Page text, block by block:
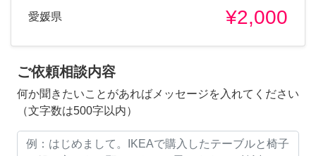
愛媛県 ¥2,000
ご依頼相談内容
何か聞きたいことがあればメッセージを入れてください
（文字数は500字以内）